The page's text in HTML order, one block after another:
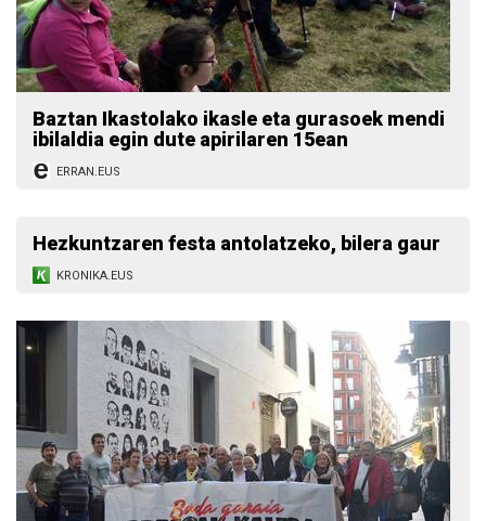
Baztan Ikastolako ikasle eta gurasoek mendi
ibilaldia egin dute apirilaren 15ean
ERRAN.EUS
Hezkuntzaren festa antolatzeko, bilera gaur
KRONIKA.EUS